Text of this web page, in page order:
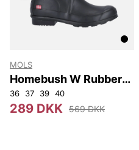
MOLS
Homebush W Rubber
Boot
36 37 39 40
289 DKK 569 DKK